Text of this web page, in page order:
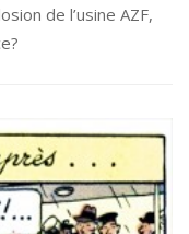
de l’usine AZF,